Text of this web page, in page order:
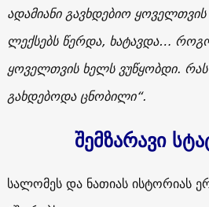
ადამიანი გავხდებიო ყოველთვის
ლექსებს წერდა, ხატავდა…
ყოველთვის ხელს ვუწყობდი.
გახდებოდა ცნობილი“.
შემზარავი
სალომეს და ნათიას ისტორიას